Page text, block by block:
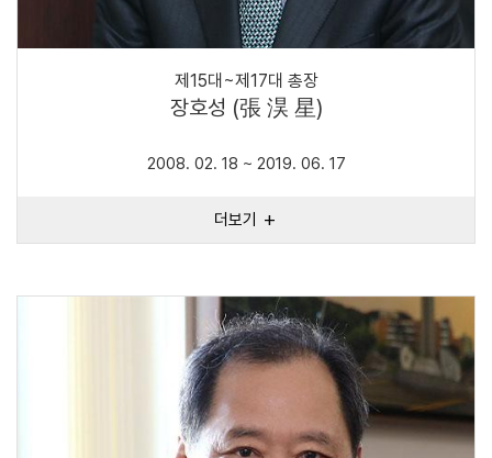
제15대~제17대 총장
장호성 (張 淏 星)
2008. 02. 18 ~ 2019. 06. 17
더보기 add